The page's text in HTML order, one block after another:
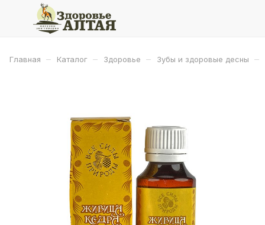
Главная – Каталог – Здоровье – Зубы и здоровые десны –